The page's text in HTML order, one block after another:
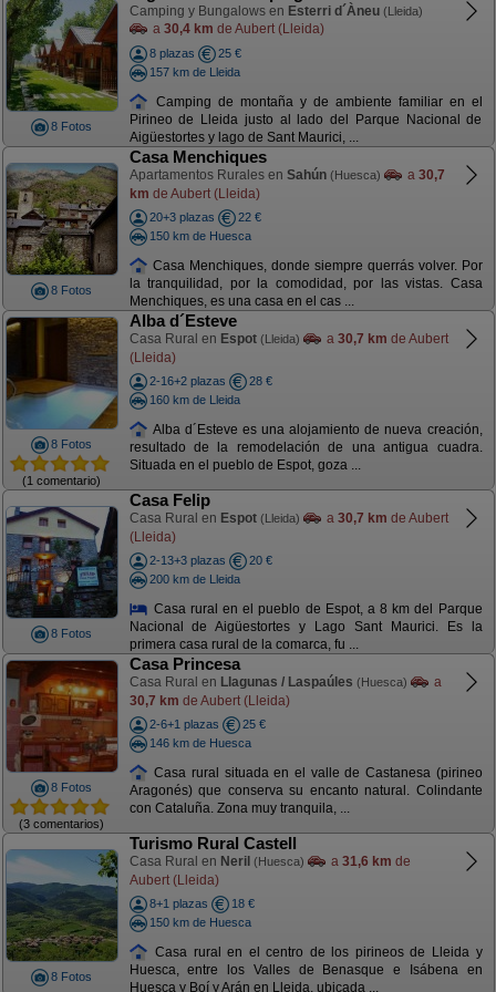
8 Fotos
Camping y Bungalows en Esterri d´Àneu (Lleida)
a 30,4 km de Aubert (Lleida)
8 plazas
25 €
157 km de Lleida
Camping de montaña y de ambiente familiar en el
Pirineo de Lleida justo al lado del Parque Nacional de
Aigüestortes y lago de Sant Maurici, ...
8 Fotos
Casa Menchiques
Apartamentos Rurales en Sahún (Huesca) a 30,7
km de Aubert (Lleida)
20+3 plazas
22 €
150 km de Huesca
Casa Menchiques, donde siempre querrás volver. Por
la tranquilidad, por la comodidad, por las vistas. Casa
Menchiques, es una casa en el cas ...
8 Fotos
(1 comentario)
Alba d´Esteve
Casa Rural en Espot (Lleida) a 30,7 km de Aubert
(Lleida)
2-16+2 plazas
28 €
160 km de Lleida
Alba d´Esteve es una alojamiento de nueva creación,
resultado de la remodelación de una antigua cuadra.
Situada en el pueblo de Espot, goza ...
8 Fotos
Casa Felip
Casa Rural en Espot (Lleida) a 30,7 km de Aubert
(Lleida)
2-13+3 plazas
20 €
200 km de Lleida
Casa rural en el pueblo de Espot, a 8 km del Parque
Nacional de Aigüestortes y Lago Sant Maurici. Es la
primera casa rural de la comarca, fu ...
8 Fotos
(3 comentarios)
Casa Princesa
Casa Rural en Llagunas / Laspaúles (Huesca)
a
30,7 km de Aubert (Lleida)
2-6+1 plazas
25 €
146 km de Huesca
Casa rural situada en el valle de Castanesa (pirineo
Aragonés) que conserva su encanto natural. Colindante
con Cataluña. Zona muy tranquila, ...
8 Fotos
Turismo Rural Castell
Casa Rural en Neril (Huesca) a 31,6 km de
Aubert (Lleida)
8+1 plazas
18 €
150 km de Huesca
Casa rural en el centro de los pirineos de Lleida y
Huesca, entre los Valles de Benasque e Isábena en
Huesca y Boí y Arán en Lleida, ubicada ...